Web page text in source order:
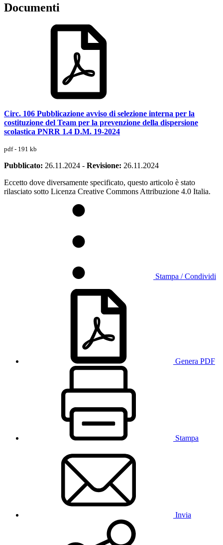
Documenti
Circ. 106 Pubblicazione avviso di selezione interna per la
costituzione del Team per la prevenzione della dispersione
scolastica PNRR 1.4 D.M. 19-2024
pdf - 191 kb
Pubblicato: 26.11.2024 - Revisione: 26.11.2024
Eccetto dove diversamente specificato, questo articolo è stato
rilasciato sotto Licenza Creative Commons Attribuzione 4.0 Italia.
Stampa / Condividi
Genera PDF
Stampa
Invia